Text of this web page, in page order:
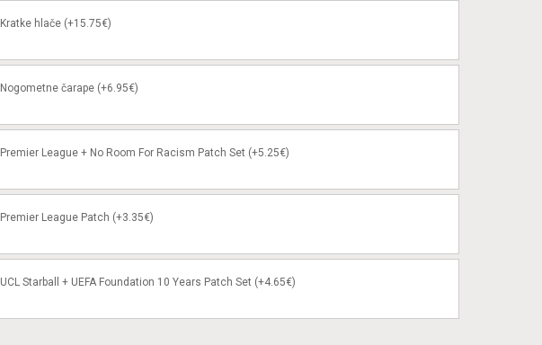
Kratke hlače (+15.75€)
Nogometne čarape (+6.95€)
Premier League + No Room For Racism Patch Set (+5.25€)
Premier League Patch (+3.35€)
UCL Starball + UEFA Foundation 10 Years Patch Set (+4.65€)